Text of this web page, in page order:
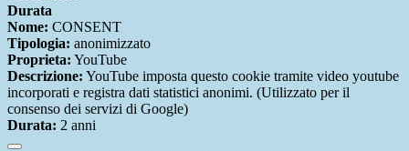
Durata
Nome: CONSENT
Tipologia: anonimizzato
Proprieta: YouTube
Descrizione: YouTube imposta questo cookie tramite video youtube
incorporati e registra dati statistici anonimi. (Utilizzato per il
consenso dei servizi di Google)
Durata: 2 anni